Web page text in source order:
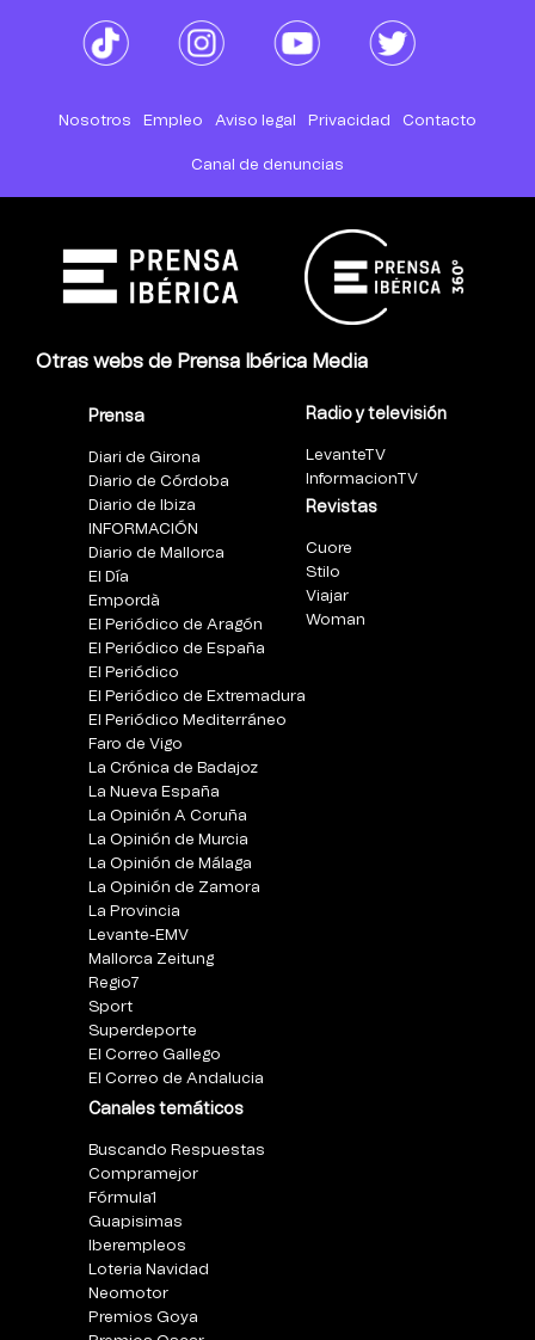
Nosotros Empleo Aviso legal Privacidad Contacto
Canal de denuncias
Otras webs de Prensa Ibérica Media
Prensa
Diari de Girona
Diario de Córdoba
Diario de Ibiza
INFORMACIÓN
Diario de Mallorca
El Día
Empordà
El Periódico de Aragón
El Periódico de España
El Periódico
El Periódico de Extremadura
El Periódico Mediterráneo
Faro de Vigo
La Crónica de Badajoz
La Nueva España
La Opinión A Coruña
La Opinión de Murcia
La Opinión de Málaga
La Opinión de Zamora
La Provincia
Levante-EMV
Mallorca Zeitung
Regio7
Sport
Superdeporte
El Correo Gallego
El Correo de Andalucia
Canales temáticos
Buscando Respuestas
Compramejor
Fórmula1
Guapisimas
Iberempleos
Loteria Navidad
Neomotor
Premios Goya
Radio y televisión
LevanteTV
InformacionTV
Revistas
Cuore
Stilo
Viajar
Woman